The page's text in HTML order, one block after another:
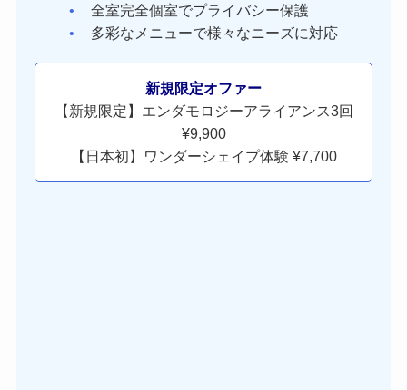
全室完全個室でプライバシー保護
多彩なメニューで様々なニーズに対応
新規限定オファー
【新規限定】エンダモロジーアライアンス3回
¥9,900
【日本初】ワンダーシェイプ体験 ¥7,700